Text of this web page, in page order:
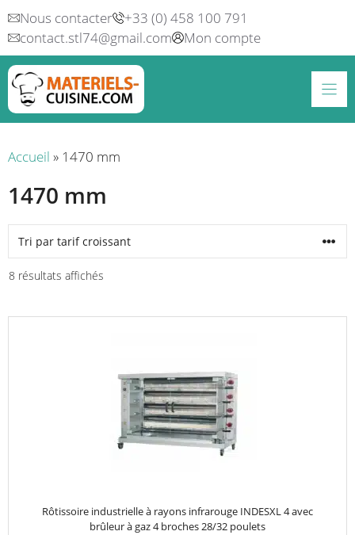
Aller
au
contenu
Nous contacter
+33 (0) 458 100 791
contact.stl74@gmail.com
Mon compte
Accueil » 1470 mm
1470 mm
8 résultats affichés
Rôtissoire industrielle à rayons infrarouge INDESXL 4 avec
brûleur à gaz 4 broches 28/32 poulets